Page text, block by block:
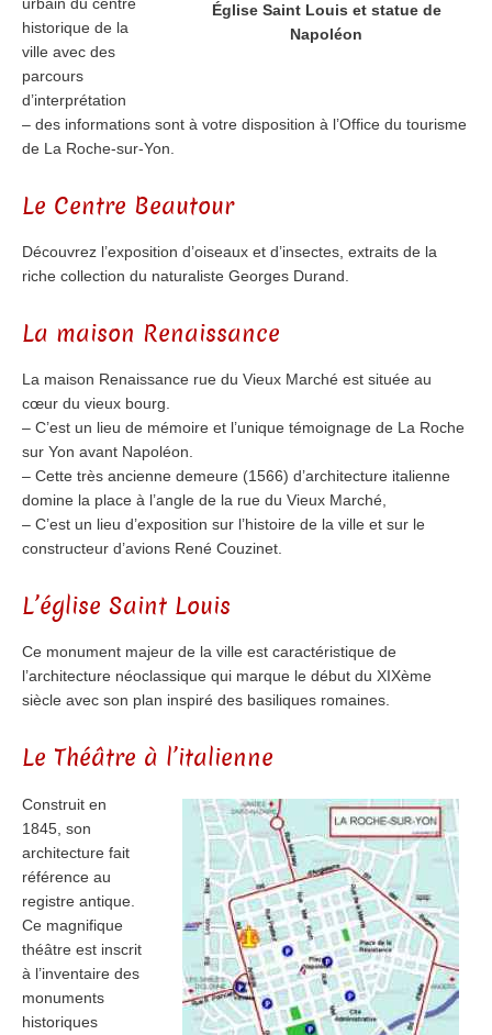
Église Saint Louis et statue de
Napoléon
historique de la
ville avec des
parcours
d’interprétation
– des informations sont à votre disposition à l’Office du tourisme
de La Roche-sur-Yon.
Le Centre Beautour
Découvrez l’exposition d’oiseaux et d’insectes, extraits de la
riche collection du naturaliste Georges Durand.
La maison Renaissance
La maison Renaissance rue du Vieux Marché est située au
cœur du vieux bourg.
– C’est un lieu de mémoire et l’unique témoignage de La Roche
sur Yon avant Napoléon.
– Cette très ancienne demeure (1566) d’architecture italienne
domine la place à l’angle de la rue du Vieux Marché,
– C’est un lieu d’exposition sur l’histoire de la ville et sur le
constructeur d’avions René Couzinet.
L’église Saint Louis
Ce monument majeur de la ville est caractéristique de
l’architecture néoclassique qui marque le début du XIXème
siècle avec son plan inspiré des basiliques romaines.
Le Théâtre à l’italienne
Construit en
1845, son
architecture fait
référence au
registre antique.
Ce magnifique
théâtre est inscrit
à l’inventaire des
monuments
historiques